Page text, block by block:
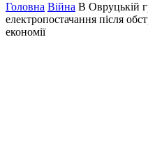
Головна Війна В Овруцькій
електропостачання після
економії